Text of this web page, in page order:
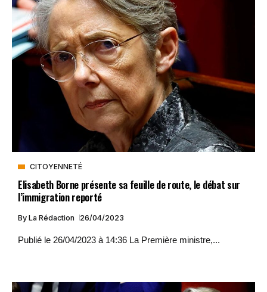
CITOYENNETÉ
Elisabeth Borne présente sa feuille de route, le débat sur
l’immigration reporté
By La Rédaction 26/04/2023
Publié le 26/04/2023 à 14:36 La Première ministre,...